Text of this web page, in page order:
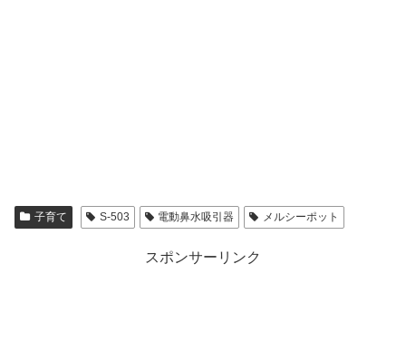
子育て S-503 電動鼻水吸引器 メルシーポット
スポンサーリンク